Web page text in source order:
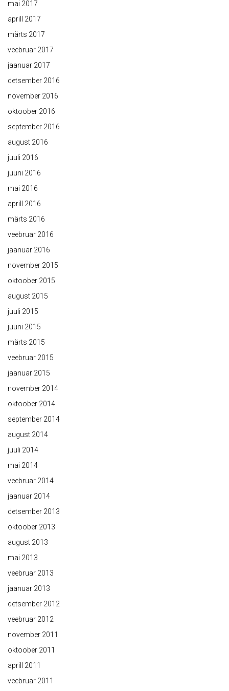
mai 2017
aprill 2017
märts 2017
veebruar 2017
jaanuar 2017
detsember 2016
november 2016
oktoober 2016
september 2016
august 2016
juuli 2016
juuni 2016
mai 2016
aprill 2016
märts 2016
veebruar 2016
jaanuar 2016
november 2015
oktoober 2015
august 2015
juuli 2015
juuni 2015
märts 2015
veebruar 2015
jaanuar 2015
november 2014
oktoober 2014
september 2014
august 2014
juuli 2014
mai 2014
veebruar 2014
jaanuar 2014
detsember 2013
oktoober 2013
august 2013
mai 2013
veebruar 2013
jaanuar 2013
detsember 2012
veebruar 2012
november 2011
oktoober 2011
aprill 2011
veebruar 2011